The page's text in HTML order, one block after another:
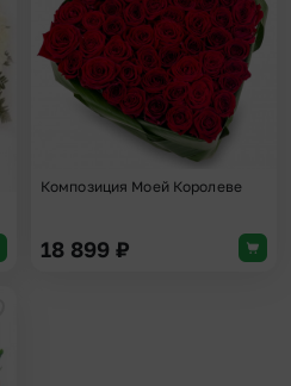
Композиция Моей Королеве
18 899 ₽